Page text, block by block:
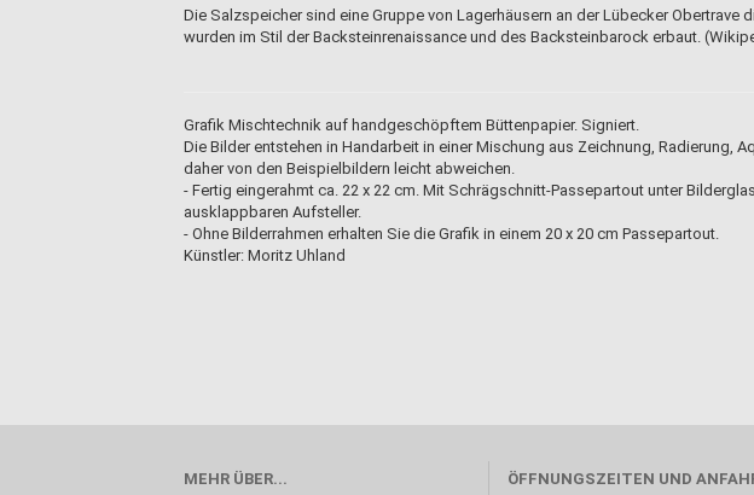
Die Salzspeicher sind eine Gruppe von Lagerhäusern an der Lübecker Obertrave
wurden im Stil der Backsteinrenaissance und des Backsteinbarock erbaut.
Grafik Mischtechnik auf handgeschöpftem Büttenpapier. Signiert.
Die Bilder entstehen in Handarbeit in einer Mischung aus Zeichnung, Radierung,
daher von den Beispielbildern leicht abweichen.
- Fertig eingerahmt ca. 22 x 22 cm. Mit Schrägschnitt-Passepartout unter
ausklappbaren Aufsteller.
- Ohne Bilderrahmen erhalten Sie die Grafik in einem 20 x 20 cm Passepartout.
Künstler: Moritz Uhland
MEHR ÜBER...
ÖFFNUNGSZEITEN UND